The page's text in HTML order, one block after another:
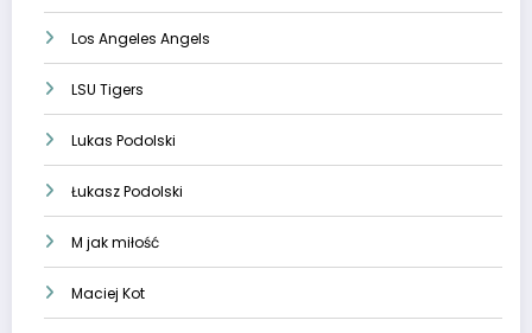
Los Angeles Angels
LSU Tigers
Lukas Podolski
Łukasz Podolski
M jak miłość
Maciej Kot